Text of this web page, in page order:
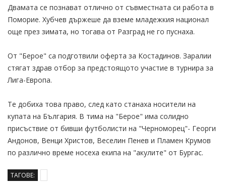
Двамата се познават отлично от съвместната си работа в
Поморие. Хубчев държеше да вземе младежкия национал
още през зимата, но тогава от Разград не го пуснаха.
От "Берое" са подготвили оферта за Костадинов. Заралии
стягат здрав отбор за предстоящото участие в турнира за
Лига-Европа.
Те добиха това право, след като станаха носители на
купата на България. В тима на "Берое" има солидно
присъствие от бивши футболисти на "Черноморец"- Георги
Андонов, Венци Христов, Веселин Пенев и Пламен Крумов
по различно време носеха екипа на "акулите" от Бургас.
ТАГОВЕ: